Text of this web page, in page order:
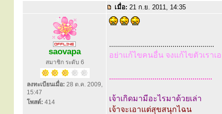
เมื่อ: 21 ก.ย. 2011, 14:35
saovapa
สมาชิก ระดับ 6
ลงทะเบียนเมื่อ: 28 ต.ค. 2009,
15:47
โพสต์: 414
.....................................................
อย่าแก้ไขคนอื่น จงแก้ไขตัวเราเ
....................................................
เจ้าเกิดมามีอะไรมาด้วยเล่า
เจ้าจะเอาแต่สุขสนุกไฉน